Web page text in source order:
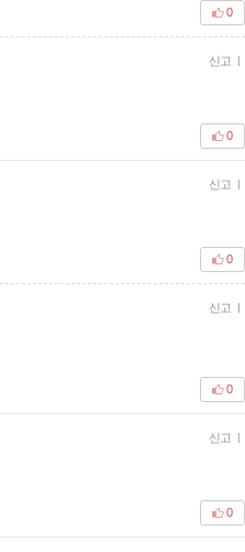
0
신고 |
0
신고 |
0
신고 |
0
신고 |
0